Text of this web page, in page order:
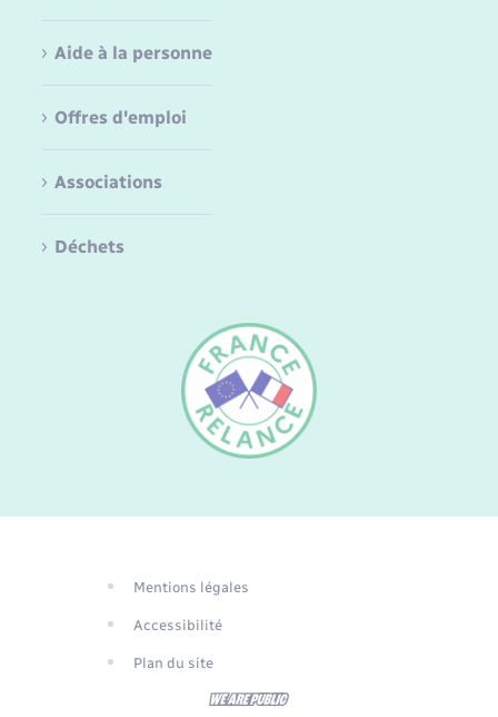
Traduction du
Aide à la personne
Offres d'emploi
Associations
Déchets
Mentions légales
Accessibilité
Plan du site